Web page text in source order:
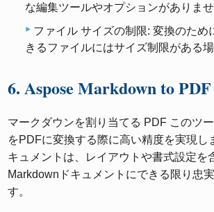
な編集ツールやオプションがありませ
ファイル サイズの制限: 変換のため
きるファイルにはサイズ制限がある場
6. Aspose Markdown to PDF
マークダウンを割り当てる PDF このツ
をPDFに変換する際に高い精度を実現し
キュメントは、レイアウトや書式設定を
Markdownドキュメントにできる限り忠
す。